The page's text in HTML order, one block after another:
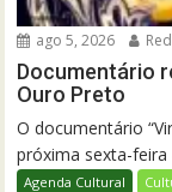
ago 5, 2026
Documentário
Ouro Preto
O documentário
próxima sexta-feira
Agenda Cultural